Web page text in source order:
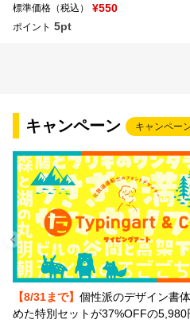
標準価格（税込） ¥550
ポイント 5pt
キャンペーン キャンペー
【8/31まで】 個性派のデザイン書
めた特別セットが37%OFFの5,980